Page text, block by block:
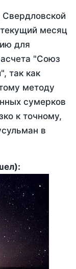
месяц
для
"Союз
так как
методу
сумерков
к точному,
в